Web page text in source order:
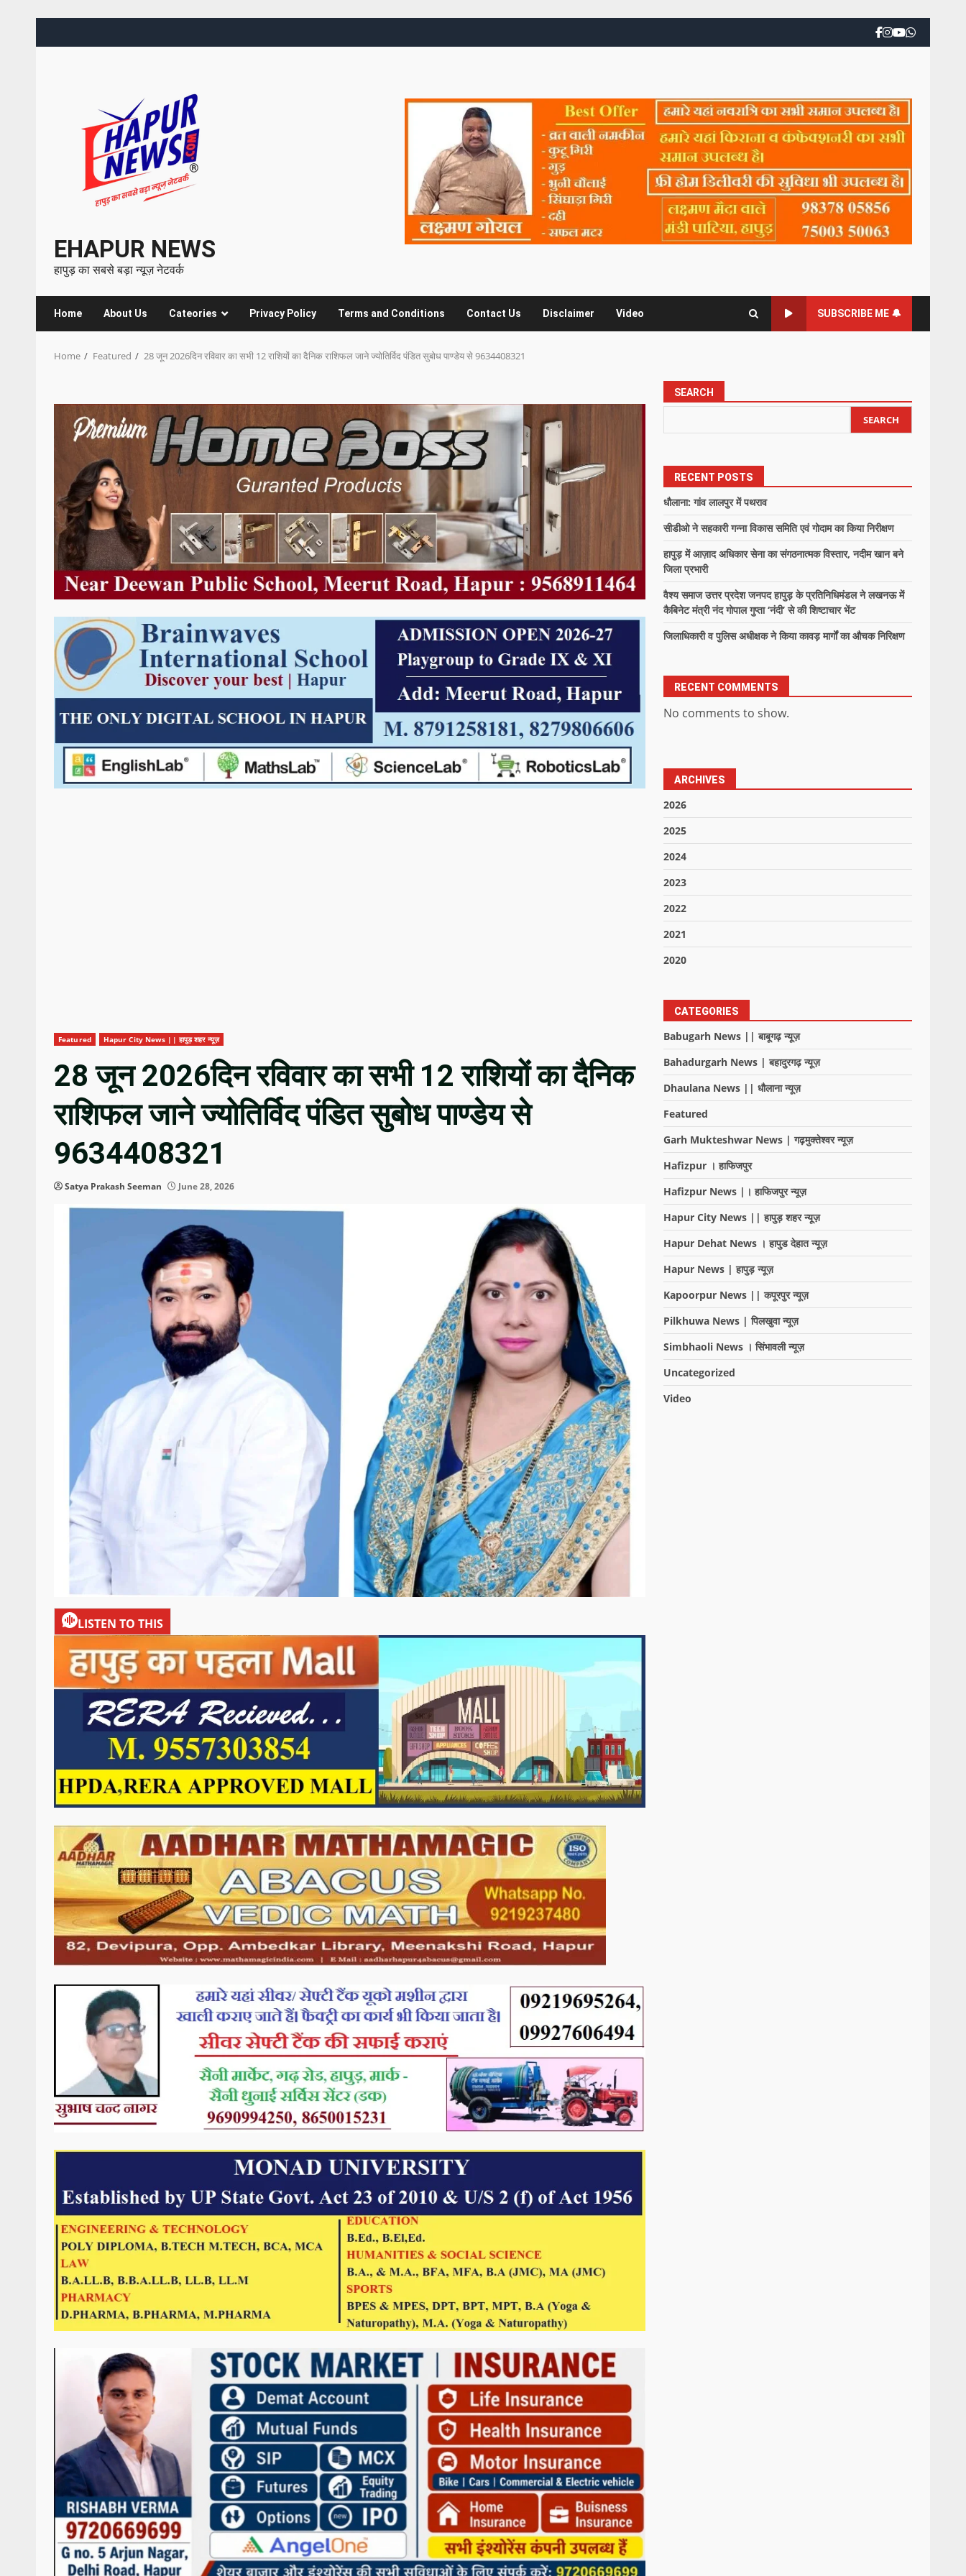
EHAPUR NEWS
हापुड़ का सबसे बड़ा न्यूज़ नेटवर्क
Home About Us Cateories Privacy Policy Terms and Conditions Contact Us Disclaimer Video SUBSCRIBE ME 🔔
Home Featured 28 जून 2026दिन रविवार का सभी 12 राशियों का दैनिक राशिफल जाने ज्योतिर्विद पंडित सुबोध पाण्डेय से 9634408321
Featured Hapur City News || हापुड़ शहर न्यूज़
28 जून 2026दिन रविवार का सभी 12 राशियों का दैनिक
राशिफल जाने ज्योतिर्विद पंडित सुबोध पाण्डेय से
9634408321
Satya Prakash Seeman June 28, 2026
LISTEN TO THIS
SEARCH
SEARCH
RECENT POSTS
धौलाना: गांव लालपुर में पथराव
सीडीओ ने सहकारी गन्ना विकास समिति एवं गोदाम का किया निरीक्षण
हापुड़ में आज़ाद अधिकार सेना का संगठनात्मक विस्तार, नदीम खान बने
जिला प्रभारी
वैश्य समाज उत्तर प्रदेश जनपद हापुड़ के प्रतिनिधिमंडल ने लखनऊ में
कैबिनेट मंत्री नंद गोपाल गुप्ता ‘नंदी’ से की शिष्टाचार भेंट
जिलाधिकारी व पुलिस अधीक्षक ने किया कावड़ मार्गों का औचक निरिक्षण
RECENT COMMENTS
No comments to show.
ARCHIVES
2026
2025
2024
2023
2022
2021
2020
CATEGORIES
Babugarh News || बाबूगढ़ न्यूज़
Bahadurgarh News | बहादुरगढ़ न्यूज़
Dhaulana News || धौलाना न्यूज़
Featured
Garh Mukteshwar News | गढ़मुक्तेश्वर न्यूज़
Hafizpur । हाफिजपुर
Hafizpur News |। हाफिजपुर न्यूज़
Hapur City News || हापुड़ शहर न्यूज़
Hapur Dehat News । हापुड देहात न्यूज़
Hapur News | हापुड़ न्यूज़
Kapoorpur News || कपूरपुर न्यूज़
Pilkhuwa News | पिलखुवा न्यूज़
Simbhaoli News । सिंभावली न्यूज़
Uncategorized
Video